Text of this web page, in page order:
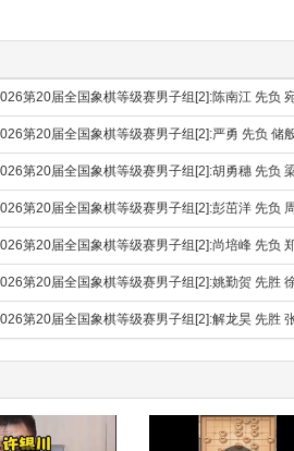
第20届全国象棋等级赛男子组[2]:陈南江 先负
第20届全国象棋等级赛男子组[2]:严勇 先负 储
第20届全国象棋等级赛男子组[2]:胡勇穗 先负
第20届全国象棋等级赛男子组[2]:彭茁洋 先负
第20届全国象棋等级赛男子组[2]:尚培峰 先负
第20届全国象棋等级赛男子组[2]:姚勤贺 先胜
第20届全国象棋等级赛男子组[2]:解龙昊 先胜